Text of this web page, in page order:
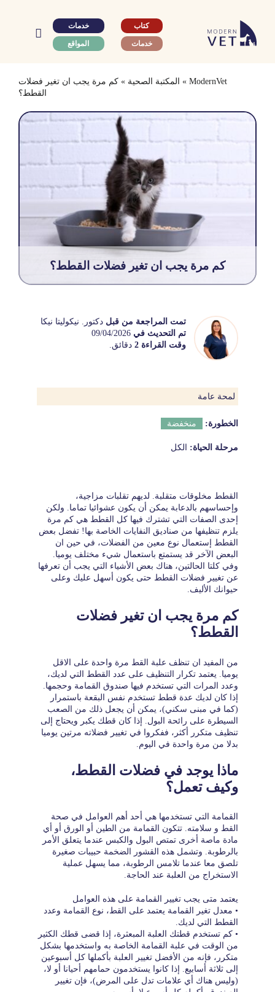
content
كتاب
خدمات
خدمات
المواقع
ModernVet
» المكتبة الصحية »كم مرة يجب ان تغير فضلات
القطط؟
كم مرة يجب ان تغير فضلات القطط؟
تمت المراجعة من قبلدكتور. نيكوليتا نيكا
تم التحديث في 09/04/2026
وقت القراءة 2
دقائق.
لمحة عامة
الخطورة: منخفضة
مرحلة الحياة: الكل
القطط مخلوقات متقلبة. لديهم تقلبات مزاجية،
وإحساسهم بالدعابة يمكن أن يكون عشوائيا تماما. ولكن
إحدى الصفات التي تشترك فيها كل القطط هي كم مرة
يلزم تنظيفها من صناديق النفايات الخاصة بها! تفضل بعض
القطط إستعمال نوع معين من الفضلات، في حين ان
البعض الآخر قد يستمتع باستعمال شيء مختلف يوميا.
وفي كلتا الحالتين، هناك بعض الأشياء التي يجب أن تعرفها
عن تغيير فضلات القطط حتى يكون أسهل عليك وعلى
حيوانك الأليف.
كم مرة يجب ان تغير فضلات
القطط؟
من المفيد ان تنظف علبة القط مرة واحدة على الاقل
يوميا. يعتمد تكرار التنظيف على عدد القطط التي لديك،
وعدد المرات التي تستخدم فيها صندوق القمامة وحجمها.
إذا كان لديك عدة قطط تستخدم نفس البقعة باستمرار
(كما في مبنى سكني)، يمكن أن يجعل ذلك من الصعب
السيطرة على رائحة البول. إذا كان قطك يكبر ويحتاج إلى
تنظيف متكرر أكثر، ففكروا في تغيير فضلاته مرتين يوميا
بدلا من مرة واحدة في اليوم.
ماذا يوجد في فضلات القطط،
وكيف تعمل؟
القمامة التي تستخدمها هي أحد أهم العوامل في صحة
القط و سلامته. تتكون القمامة من الطين أو الورق أو أي
مادة ماصة أخرى تمتص البول والكبس عندما يتعلق الأمر
بالرطوبة. وتشمل هذه القشور الضخمة حبيبات صغيرة
تلصق معا عندما تلامس الرطوبة، مما يسهل عملية
الاستخراج من العلبة عند الحاجة.
يعتمد متى يجب تغيير القمامة على هذه العوامل
• معدل تغير القمامة يعتمد على القط، نوع القمامة وعدد
القطط التي لديك.
• كم تستخدم قطتك العلبة المبعثرة، إذا قضى قطك الكثير
من الوقت في علبة القمامة الخاصة به واستخدمها بشكل
متكرر، فإنه من الأفضل تغيير العلبة بأكملها كل أسبوعين
إلى ثلاثة أسابيع. إذا كانوا يستخدمون حمامهم أحيانا أو لا،
(وليس هناك أي علامات تدل على المرض)، فإن تغيير